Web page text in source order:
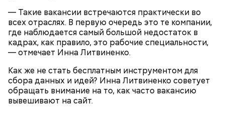
— Такие вакансии встречаются практически во
всех отраслях. В первую очередь это те компании,
где наблюдается самый большой недостаток в
кадрах, как правило, это рабочие специальности,
— отмечает Инна Литвиненко.
Как же не стать бесплатным инструментом для
сбора данных и идей? Инна Литвиненко советует
обращать внимание на то, как часто вакансию
вывешивают на сайт.